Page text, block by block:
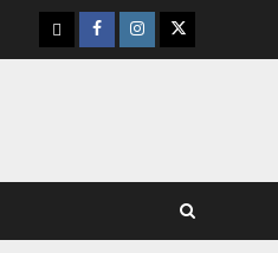
下
載
Facebook
Instagram
Twitter